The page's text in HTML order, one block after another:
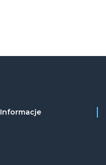
Informacje